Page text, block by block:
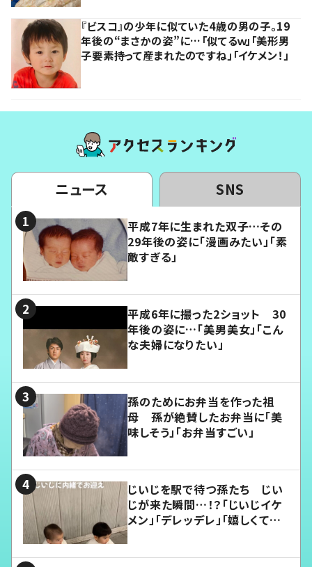
『ビスコ』の少年に似ていた4歳の男の子。19
年後の“まさかの姿”に…「似てるｗ」「美形男
子要素持って産まれたのですね」「イケメン！」
ニュース SNS
平成7年に生まれた双子…その
29年後の姿に「漫画みたい」「素
敵すぎる」
平成6年に撮った2ショット 30
年後の姿に…「美男美女」「こん
な夫婦になりたい」
孫のためにお弁当を作った祖
母 孫が絶賛したお弁当に「美
味しそう」「お弁当すごい」
じいじを駅で待つ孫たち じい
じが来た瞬間…！？「じいじイケ
メン」「デレッデレ」「嬉しくて可